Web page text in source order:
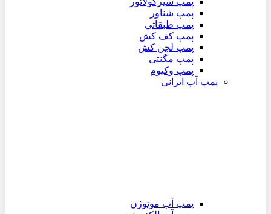
پمپ شناور
پمپ طبقاتی
پمپ کف کش
پمپ لجن کش
پمپ مگنتی
پمپ وکیوم
پمپ آب ایرانی
پمپ آب موتوژن